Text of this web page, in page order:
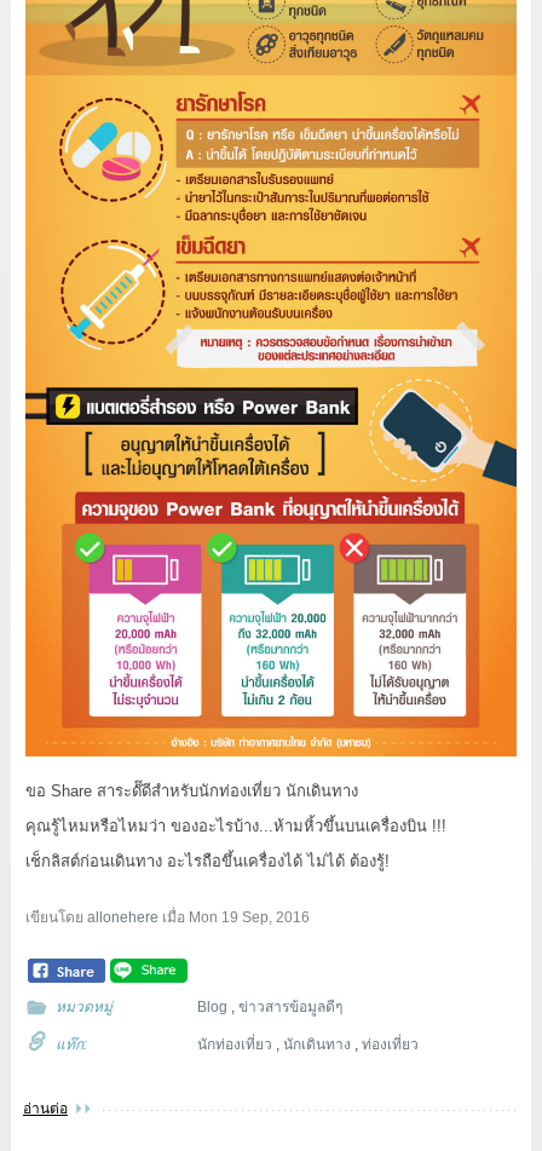
ขอ Share สาระด๊๊ดีสำหรับนักท่องเที่ยว นักเดินทาง
คุณรู้ไหมหรือไหมว่า ของอะไรบ้าง...ห้ามหิ้วขึ้นบนเครื่องบิน !!!
เช็กลิสต์ก่อนเดินทาง อะไรถือขึ้นเครื่องได้ ไม่ได้ ต้องรู้!
เขียนโดย allonehere เมื่อ Mon 19 Sep, 2016
หมวดหมู่ Blog ,ข่าวสารข้อมูลดีๆ
แท๊ก: นักท่องเที่ยว ,นักเดินทาง ,ท่องเที่ยว
อ่านต่อ